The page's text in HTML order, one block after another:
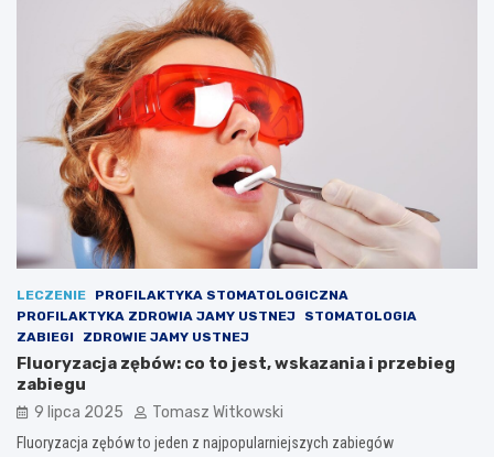
LECZENIE
PROFILAKTYKA STOMATOLOGICZNA
PROFILAKTYKA ZDROWIA JAMY USTNEJ
STOMATOLOGIA
ZABIEGI
ZDROWIE JAMY USTNEJ
Fluoryzacja zębów: co to jest, wskazania i przebieg
zabiegu
9 lipca 2025 Tomasz Witkowski
Fluoryzacja zębów to jeden z najpopularniejszych zabiegów